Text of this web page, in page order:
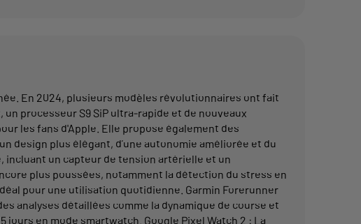
En 2024, plusieurs modèles révolutionnaires ont fait
processeur S9 SiP ultra-rapide et de nouveaux
les fans d'Apple. Elle propose également des
design plus élégant, d’une autonomie améliorée et du
incluant un capteur de tension artérielle et un
plus poussées, notamment la détection du stress en
pour une utilisation quotidienne. Garmin Forerunner
analyses détaillées comme la dynamique de course et
en mode smartwatch. Google Pixel Watch 2 : La